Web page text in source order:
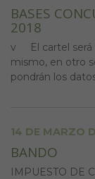
BASES
2018
v El cartel será
mismo, en otro
pondrán los
14 DE MARZO
BANDO
IMPUESTO DE